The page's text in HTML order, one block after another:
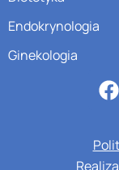
Endokrynologia
Ginekologia